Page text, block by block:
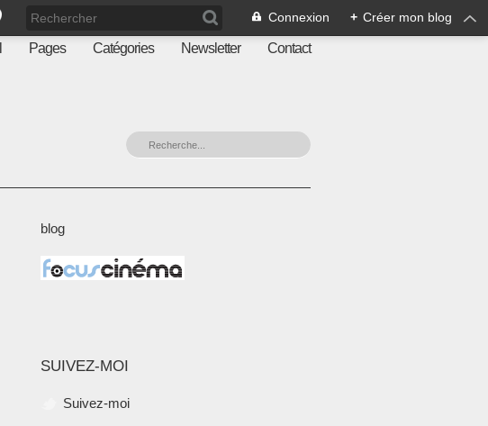
Connexion + Créer mon blog
Pages Catégories Newsletter Contact
blog
SUIVEZ-MOI
Suivez-moi